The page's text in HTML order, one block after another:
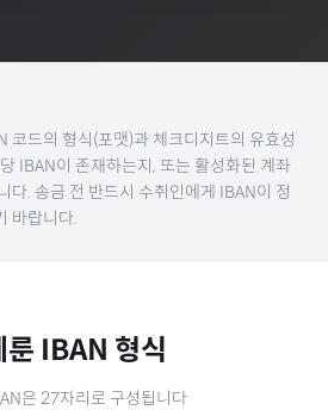
코드의 형식(포맷)과 체크디지트의 유효성
IBAN이 존재하는지, 또는 활성화된 계좌
다. 송금 전 반드시 수취인에게 IBAN이 정
바랍니다.
룬 IBAN 형식
은 27자리로 구성됩니다